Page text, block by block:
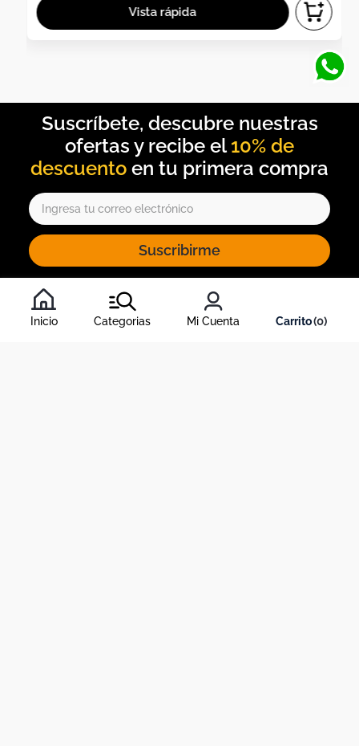
Inicio Categorias Mi Cuenta 0
10% de
descuento
Suscribirme
Al inscribirte al newsletter, aceptas nuestros
condiciones
, y nuestrapolítica de tratamiento de información